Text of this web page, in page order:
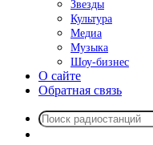
Звезды
Культура
Медиа
Музыка
Шоу-бизнес
О сайте
Обратная связь